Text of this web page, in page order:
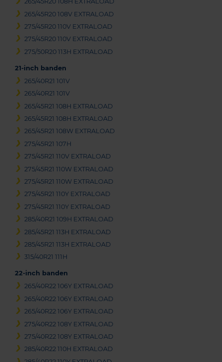
265/45R20 108V EXTRALOAD
275/45R20 110V EXTRALOAD
275/45R20 110V EXTRALOAD
275/50R20 113H EXTRALOAD
21-inch banden
265/40R21 101V
265/40R21 101V
265/45R21 108H EXTRALOAD
265/45R21 108H EXTRALOAD
265/45R21 108W EXTRALOAD
275/45R21 107H
275/45R21 110V EXTRALOAD
275/45R21 110W EXTRALOAD
275/45R21 110W EXTRALOAD
275/45R21 110Y EXTRALOAD
275/45R21 110Y EXTRALOAD
285/40R21 109H EXTRALOAD
285/45R21 113H EXTRALOAD
285/45R21 113H EXTRALOAD
315/40R21 111H
22-inch banden
265/40R22 106Y EXTRALOAD
265/40R22 106Y EXTRALOAD
265/40R22 106Y EXTRALOAD
275/40R22 108Y EXTRALOAD
275/40R22 108Y EXTRALOAD
285/40R22 110H EXTRALOAD